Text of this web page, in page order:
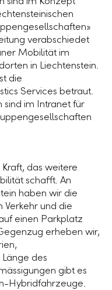
verabschiedet
Mobilität im
in Liechtenstein.
die
Services betraut.
im Intranet für
das weitere
schafft. An
haben wir die
und die
einen Parkplatz
erheben wir,
des
gibt es
Hybridfahrzeuge.